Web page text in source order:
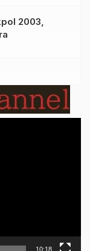
2003,
10:18